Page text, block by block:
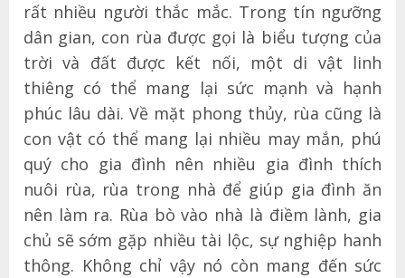
rất nhiều người thắc mắc. Trong tín ngưỡng
dân gian, con rùa được gọi là biểu tượng của
trời và đất được kết nối, một di vật linh
thiêng có thể mang lại sức mạnh và hạnh
phúc lâu dài. Về mặt phong thủy, rùa cũng là
con vật có thể mang lại nhiều may mắn, phú
quý cho gia đình nên nhiều gia đình thích
nuôi rùa, rùa trong nhà để giúp gia đình ăn
nên làm ra. Rùa bò vào nhà là điềm lành, gia
chủ sẽ sớm gặp nhiều tài lộc, sự nghiệp hanh
thông. Không chỉ vậy nó còn mang đến sức